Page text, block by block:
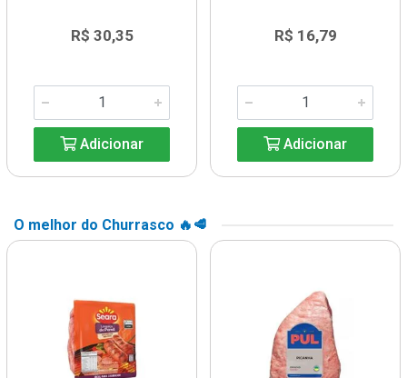
R$ 30,35
Adicionar
R$ 16,79
Adicionar
O melhor do Churrasco 🔥🥩